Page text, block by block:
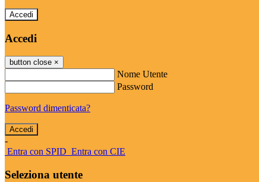
Accedi
Accedi
button close ×
Nome Utente
Password
Password dimenticata?
-
Entra con SPID Entra con CIE
Seleziona utente